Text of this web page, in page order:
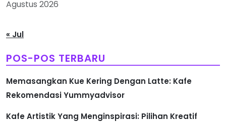
Agustus 2026
« Jul
POS-POS TERBARU
Memasangkan Kue Kering Dengan Latte: Kafe
Rekomendasi Yummyadvisor
Kafe Artistik Yang Menginspirasi: Pilihan Kreatif